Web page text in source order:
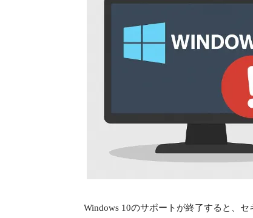
Windows 10のサポートが終了すると、